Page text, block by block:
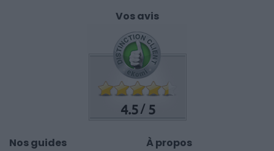
Vos avis
4.5 /5
Nos guides À propos